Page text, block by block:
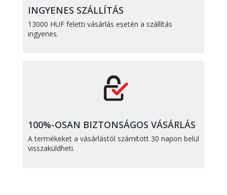
INGYENES SZÁLLÍTÁS
13000 HUF feletti vásárlás esetén a szállítás
ingyenes.
100%-OSAN BIZTONSÁGOS VÁSÁRLÁS
A termékeket a vásárlástól számított 30 napon belül
visszaküldheti.